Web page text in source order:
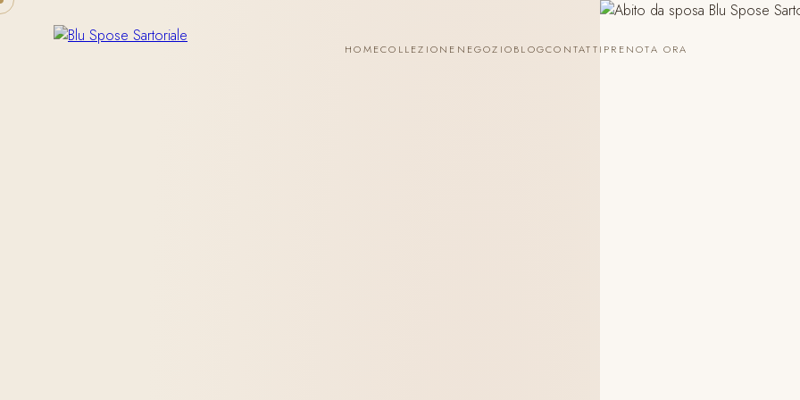
HOMECOLLEZIONE NEGOZIOBLOGCONTATTI PRENOTA ORA